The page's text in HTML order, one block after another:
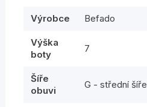
Výrobce Befado
Výška
boty
7
Šíře
obuvi
G - střední šíře